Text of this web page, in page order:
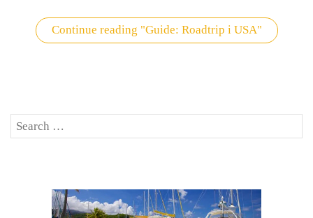
Continue reading "Guide: Roadtrip i USA"
Search